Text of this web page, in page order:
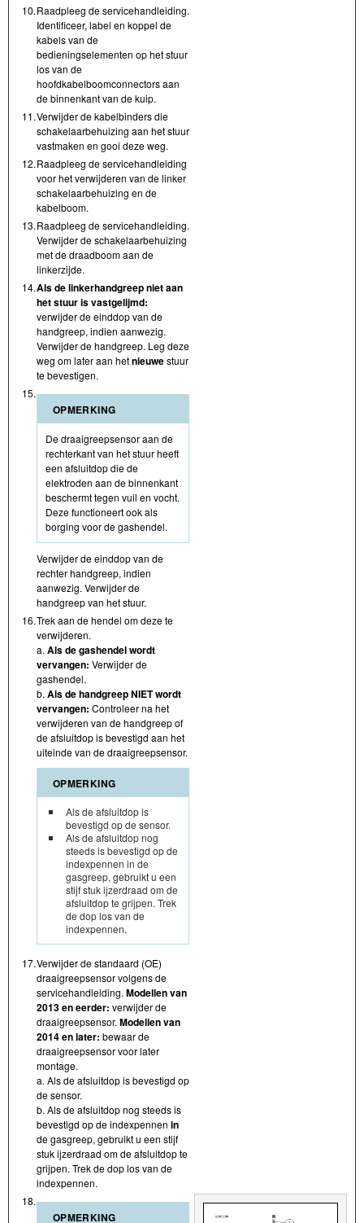
10.Raadpleeg de servicehandleiding.
Identificeer, label en koppel de
kabels van de
bedieningselementen op het stuur
los van de
hoofdkabelboomconnectors aan
de binnenkant van de kuip.
11.Verwijder de kabelbinders die
schakelaarbehuizing aan het stuur
vastmaken en gooi deze weg.
12.Raadpleeg de servicehandleiding
voor het verwijderen van de linker
schakelaarbehuizing en de
kabelboom.
13.Raadpleeg de servicehandleiding.
Verwijder de schakelaarbehuizing
met de draadboom aan de
linkerzijde.
14.Als de linkerhandgreep niet aan
het stuur is vastgelijmd:
verwijder de einddop van de
handgreep, indien aanwezig.
Verwijder de handgreep. Leg deze
weg om later aan hetnieuwestuur
te bevestigen.
15.
OPMERKING
De draaigreepsensor aan de
rechterkant van het stuur heeft
een afsluitdop die de
elektroden aan de binnenkant
beschermt tegen vuil en vocht.
Deze functioneert ook als
borging voor de gashendel.
Verwijder de einddop van de
rechter handgreep, indien
aanwezig. Verwijder de
handgreep van het stuur.
16.Trek aan de hendel om deze te
verwijderen.
a. Als de gashendel wordt
vervangen: Verwijder de
gashendel.
b. Als de handgreep NIET wordt
vervangen: Controleer na het
verwijderen van de handgreep of
de afsluitdop is bevestigd aan het
uiteinde van de draaigreepsensor.
OPMERKING
Als de afsluitdop is
bevestigd op de sensor.
Als de afsluitdop nog
steeds is bevestigd op de
indexpennen in de
gasgreep, gebruikt u een
stijf stuk ijzerdraad om de
afsluitdop te grijpen. Trek
de dop los van de
indexpennen.
17.Verwijder de standaard (OE)
draaigreepsensor volgens de
servicehandleiding. Modellen van
2013 en eerder: verwijder de
draaigreepsensor. Modellen van
2014 en later: bewaar de
draaigreepsensor voor later
montage.
a. Als de afsluitdop is bevestigd op
de sensor.
b. Als de afsluitdop nog steeds is
bevestigd op de indexpennen in
de gasgreep, gebruikt u een stijf
stuk ijzerdraad om de afsluitdop te
grijpen. Trek de dop los van de
indexpennen.
18.
OPMERKING